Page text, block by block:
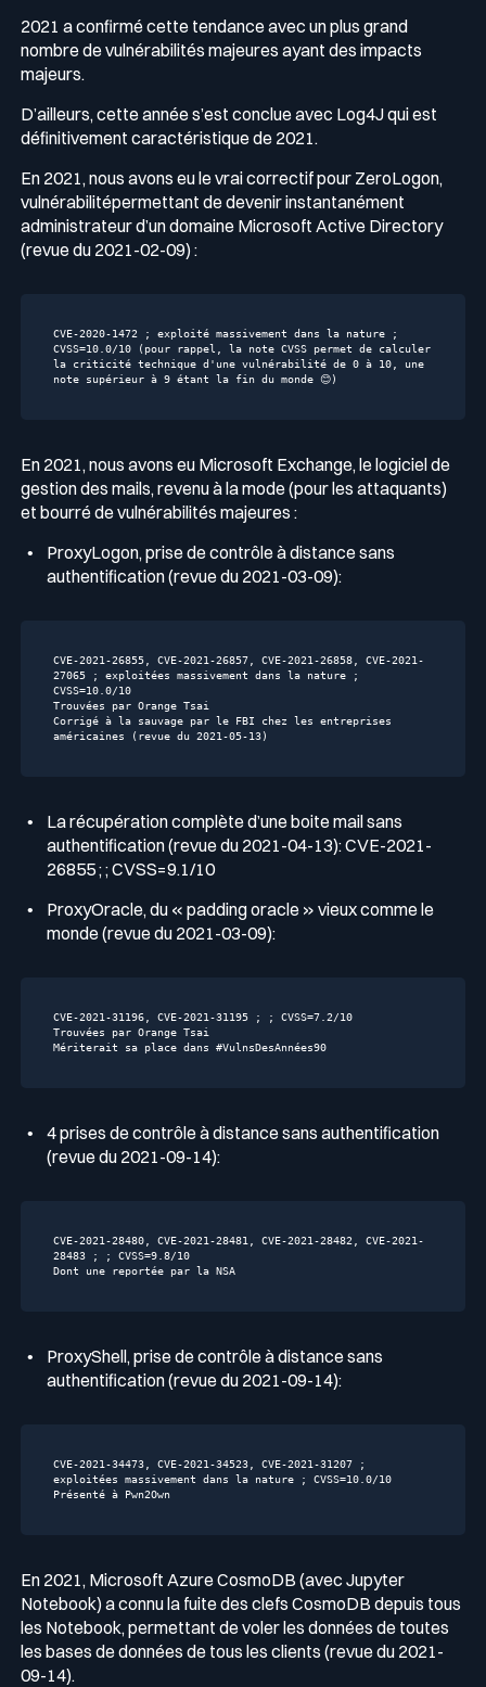
2021 a confirmé cette tendance avec un plus grand
nombre de vulnérabilités majeures ayant des impacts
majeurs.
D’ailleurs, cette année s’est conclue avec Log4J qui est
définitivement caractéristique de 2021.
En 2021, nous avons eu le vrai correctif pour ZeroLogon,
vulnérabilitépermettant de devenir instantanément
administrateur d’un domaine Microsoft Active Directory
(revue du 2021-02-09) :
CVE-2020-1472 ; exploité massivement dans la nature
;
CVSS=10.0/10
(pour rappel, la note CVSS permet de
calculer
la
criticité technique d'une vulnérabilité de 0 à 10,
une
note
supérieur à 9 étant la fin du monde 😊)
En 2021, nous avons eu Microsoft Exchange, le logiciel de
gestion des mails, revenu à la mode (pour les attaquants)
et bourré de vulnérabilités majeures :
ProxyLogon, prise de contrôle à distance sans
authentification (revue du 2021-03-09):
CVE-2021-26855, CVE-2021-26857, CVE-2021-26858,
CVE-2021-
27065
; exploitées massivement dans la nature
;
CVSS=10.0/10
Trouvées
par Orange Tsai
Corrigé à la sauvage par le FBI chez les
entreprises
américaines
(revue du 2021 -05-13)
La récupération complète d’une boite mail sans
authentification (revue du 2021-04-13): CVE-2021-
26855 ; ; CVSS=9.1/10
ProxyOracle, du « padding oracle » vieux comme le
monde (revue du 2021-03-09):
CVE-2021 -31196, CVE-2021 -31195 ; ; CVSS=7.2/10
Trouvées par Orange Tsai
Mériterait sa place dans #VulnsDesAnnées90
4 prises de contrôle à distance sans authentification
(revue du 2021-09-14):
CVE-2021-28480, CVE-2021-28481, CVE-2021-28482, CVE-2021-
28483 ; ; CVSS=9.8/10
Dont une reportée par la NSA
ProxyShell, prise de contrôle à distance sans
authentification (revue du 2021-09-14):
CVE-2021-34473, CVE-2021-34523, CVE-2021-31207 ;
exploitées massivement dans la nature ; CVSS=10.0/10
Présenté à Pwn2Own
En 2021, Microsoft Azure CosmoDB (avec Jupyter
Notebook) a connu la fuite des clefs CosmoDB depuis tous
les Notebook, permettant de voler les données de toutes
les bases de données de tous les clients (revue du 2021-
09-14).